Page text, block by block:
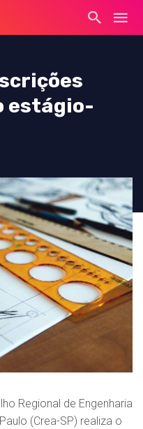
estágio-
Regional de Engenharia
(Crea-SP) realiza o